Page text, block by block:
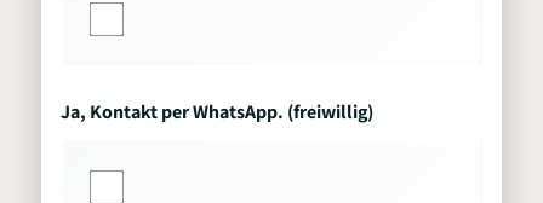
Ja, Kontakt per WhatsApp. (freiwillig)